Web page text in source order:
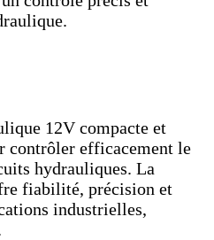
12V compacte et
contrôler efficacement le
hydrauliques. La
fiabilité, précision et
industrielles,